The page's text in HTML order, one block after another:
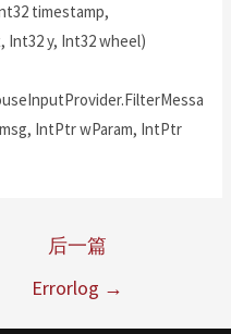
timestamp,
Int32 y, Int32 wheel)
IntPtr wParam, IntPtr
后一篇
Errorlog →